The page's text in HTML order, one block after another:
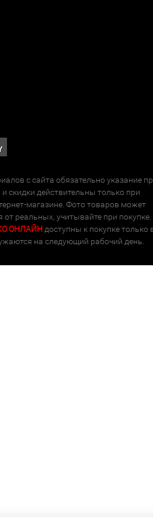
с сайта обязательно указание
скидки действительны только при
магазине. Фото товаров может
от реальных, учитывайте при покупке.
ОНЛАЙН доступны к покупке только
на следующий рабочий день.